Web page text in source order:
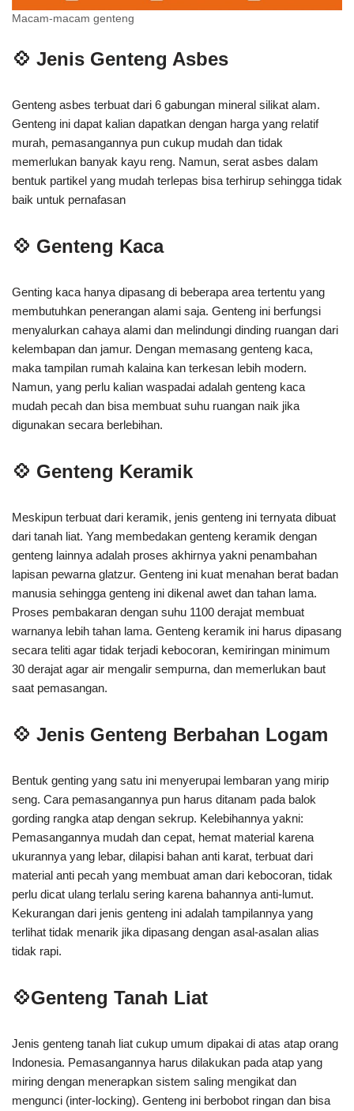
Macam-macam genteng
💠 Jenis Genteng Asbes
Genteng asbes terbuat dari 6 gabungan mineral silikat alam.
Genteng ini dapat kalian dapatkan dengan harga yang relatif
murah, pemasangannya pun cukup mudah dan tidak
memerlukan banyak kayu reng. Namun, serat asbes dalam
bentuk partikel yang mudah terlepas bisa terhirup sehingga tidak
baik untuk pernafasan
💠 Genteng Kaca
Genting kaca hanya dipasang di beberapa area tertentu yang
membutuhkan penerangan alami saja. Genteng ini berfungsi
menyalurkan cahaya alami dan melindungi dinding ruangan dari
kelembapan dan jamur. Dengan memasang genteng kaca,
maka tampilan rumah kalaina kan terkesan lebih modern.
Namun, yang perlu kalian waspadai adalah genteng kaca
mudah pecah dan bisa membuat suhu ruangan naik jika
digunakan secara berlebihan.
💠 Genteng Keramik
Meskipun terbuat dari keramik, jenis genteng ini ternyata dibuat
dari tanah liat. Yang membedakan genteng keramik dengan
genteng lainnya adalah proses akhirnya yakni penambahan
lapisan pewarna glatzur. Genteng ini kuat menahan berat badan
manusia sehingga genteng ini dikenal awet dan tahan lama.
Proses pembakaran dengan suhu 1100 derajat membuat
warnanya lebih tahan lama. Genteng keramik ini harus dipasang
secara teliti agar tidak terjadi kebocoran, kemiringan minimum
30 derajat agar air mengalir sempurna, dan memerlukan baut
saat pemasangan.
💠 Jenis Genteng Berbahan Logam
Bentuk genting yang satu ini menyerupai lembaran yang mirip
seng. Cara pemasangannya pun harus ditanam pada balok
gording rangka atap dengan sekrup. Kelebihannya yakni:
Pemasangannya mudah dan cepat, hemat material karena
ukurannya yang lebar, dilapisi bahan anti karat, terbuat dari
material anti pecah yang membuat aman dari kebocoran, tidak
perlu dicat ulang terlalu sering karena bahannya anti-lumut.
Kekurangan dari jenis genteng ini adalah tampilannya yang
terlihat tidak menarik jika dipasang dengan asal-asalan alias
tidak rapi.
💠Genteng Tanah Liat
Jenis genteng tanah liat cukup umum dipakai di atas atap orang
Indonesia. Pemasangannya harus dilakukan pada atap yang
miring dengan menerapkan sistem saling mengikat dan
mengunci (inter-locking). Genteng ini berbobot ringan dan bisa